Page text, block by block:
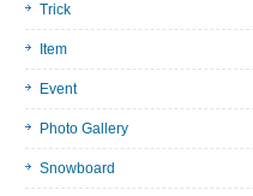
Trick
Item
Event
Photo Gallery
Snowboard